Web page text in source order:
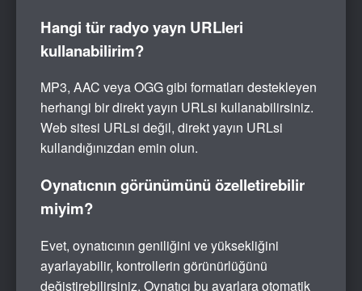
Hangi tür radyo yayn URLleri
kullanabilirim?
MP3, AAC veya OGG gibi formatları destekleyen
herhangi bir direkt yayın URLsi kullanabilirsiniz.
Web sitesi URLsi değil, direkt yayın URLsi
kullandığınızdan emin olun.
Oynatıcnın görünümünü özelletirebilir
miyim?
Evet, oynatıcının geniliğini ve yüksekliğini
ayarlayabilir, kontrollerin görünürlüğünü
değiştirebilirsiniz. Oynatıcı bu ayarlara otomatik